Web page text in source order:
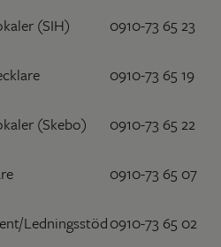
(SIH)
0910-73 65 23
0910-73 65 19
(Skebo)
0910-73 65 22
0910-73 65 07
Ledningsstöd0910-73 65 02